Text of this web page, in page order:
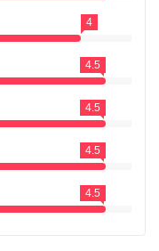
4
4.5
4.5
4.5
4.5